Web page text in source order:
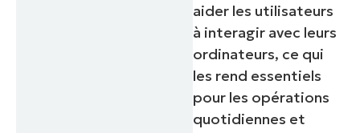
aider les utilisateurs
à interagir avec leurs
ordinateurs, ce qui
les rend essentiels
pour les opérations
quotidiennes et